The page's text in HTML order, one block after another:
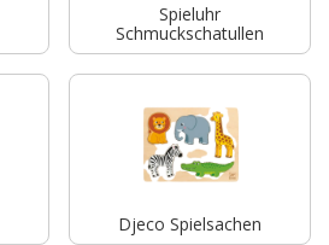
Spieluhr
Schmuckschatullen
Djeco Spielsachen